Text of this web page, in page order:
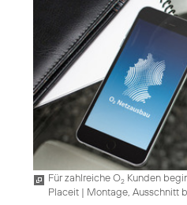
Für zahlreiche O2 Kunden
Placeit | Montage, Ausschnitt